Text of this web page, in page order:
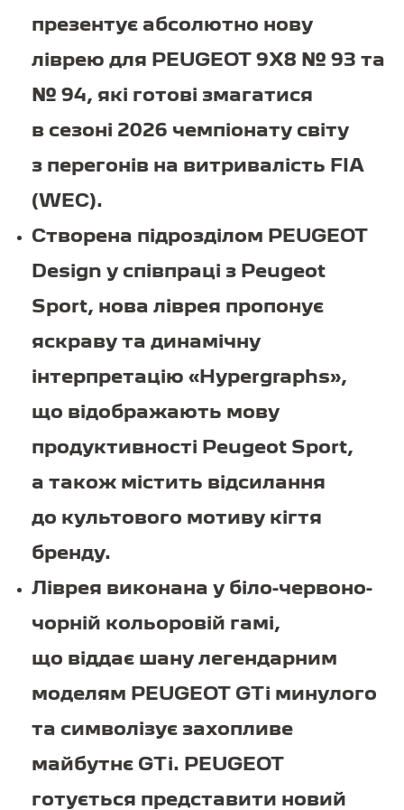
презентує абсолютно нову
ліврею для PEUGEOT 9X8 № 93 та
№ 94, які готові змагатися
в сезоні 2026 чемпіонату світу
з перегонів на витривалість FIA
(WEC).
Створена підрозділом PEUGEOT
Design у співпраці з Peugeot
Sport, нова ліврея пропонує
яскраву та динамічну
інтерпретацію «Hypergraphs»,
що відображають мову
продуктивності Peugeot Sport,
а також містить відсилання
до культового мотиву кігтя
бренду.
Ліврея виконана у біло-червоно-
чорній кольоровій гамі,
що віддає шану легендарним
моделям PEUGEOT GTi минулого
та символізує захопливе
майбутнє GTi. PEUGEOT
готується представити новий